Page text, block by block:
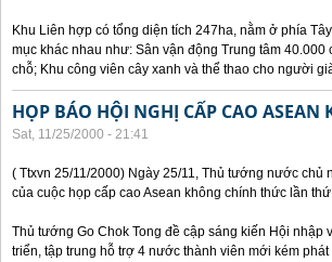
Khu Liên hợp có tổng diện tích 247ha, nằm ở phía
mục khác nhau như: Sân vận động Trung tâm
chỗ; Khu công viên cây xanh và thể thao cho người
HỌP BÁO HỘI NGHỊ CẤP CAO
Sat, 11/25/2000 - 21:41
( Ttxvn 25/11/2000) Ngày 25/11, Thủ tướng nước
của cuộc họp cấp cao Asean không chính thức lần
Thủ tướng Go Chok Tong đề cập sáng kiến Hội
triển, tập trung hỗ trợ 4 nước thành viên mới kém